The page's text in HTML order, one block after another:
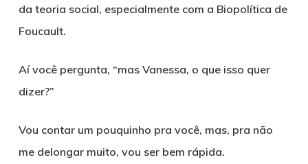
da teoria social, especialmente com a Biopolítica de
Foucault.
Aí você pergunta, “mas Vanessa, o que isso quer
dizer?”
Vou contar um pouquinho pra você, mas, pra não
me delongar muito, vou ser bem rápida.